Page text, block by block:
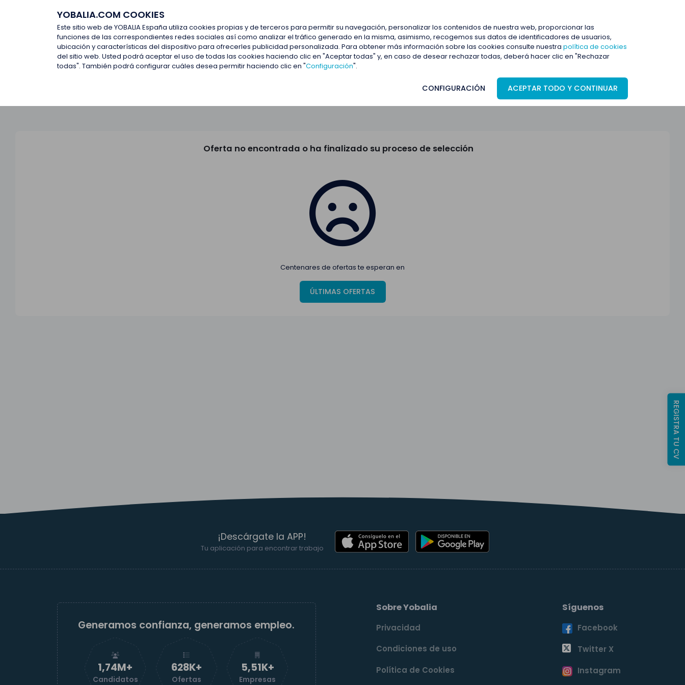
YOBALIA.COM COOKIES
Este sitio web de YOBALIA España utiliza cookies propias y de terceros para permitir su navegación, personalizar los contenidos de nuestra web, proporcionar las
funciones de las correspondientes redes sociales así como analizar el tráfico generado en la misma, asimismo, recogemos sus datos de identificadores de usuarios,
ubicación y características del dispositivo para ofrecerles publicidad personalizada. Para obtener más información sobre las cookies consulte nuestra política de cookies
del sitio web. Usted podrá aceptar el uso de todas las cookies haciendo clic en "Aceptar todas" y, en caso de desear rechazar todas, deberá hacer clic en "Rechazar
todas". También podrá configurar cuáles desea permitir haciendo clic en "Configuración".
CONFIGURACIÓN ACEPTAR TODO Y CONTINUAR
Últimas ofertas
Últimas ofertas
Oferta no encontrada o ha finalizado su proceso de selección
Centenares de ofertas te esperan en
ÚLTIMAS OFERTAS
¡Descárgate la APP!
Tu aplicación para encontrar trabajo
Generamos confianza, generamos empleo.
1,74M+
Candidatos
629K+
Ofertas
5,52K+
Empresas
Sobre Yobalia
Privacidad
Condiciones de uso
Política de Cookies
Síguenos
Facebook
Twitter X
Instagram
REGISTRA TU CV